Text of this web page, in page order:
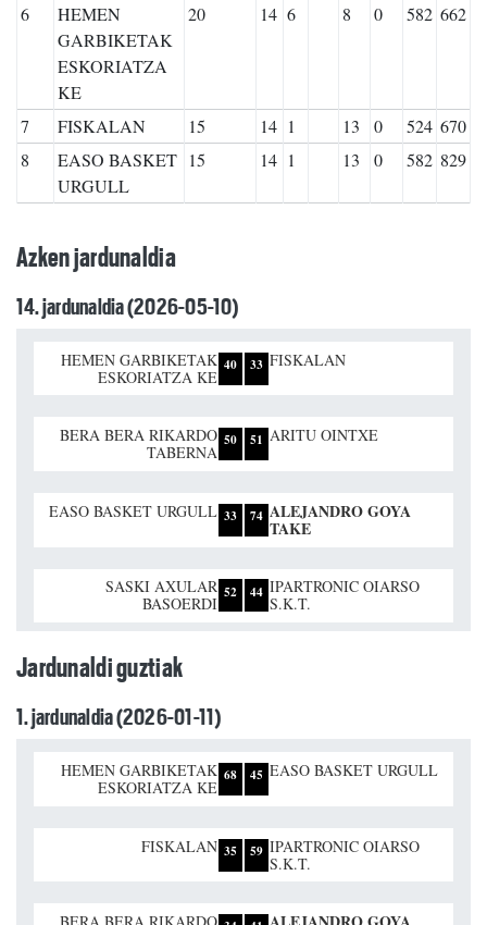
6
HEMEN
GARBIKETAK
ESKORIATZA
KE
20 14 6 8 0 582 662
7 FISKALAN 15 14 1 13 0 524 670
8
EASO BASKET
URGULL
15 14 1 13 0 582 829
Azken jardunaldia
14. jardunaldia (2026-05-10)
HEMEN GARBIKETAK
ESKORIATZA KE
40 33 FISKALAN
BERA BERA RIKARDO
TABERNA
50 51 ARITU OINTXE
EASO BASKET URGULL 33 74 ALEJANDRO GOYA
TAKE
SASKI AXULAR
BASOERDI
52 44 IPARTRONIC OIARSO
S.K.T.
Jardunaldi guztiak
1. jardunaldia (2026-01-11)
HEMEN GARBIKETAK
ESKORIATZA KE
68 45 EASO BASKET URGULL
FISKALAN 35 59 IPARTRONIC OIARSO
S.K.T.